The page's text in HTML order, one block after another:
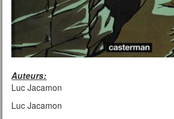
Auteurs:
Luc Jacamon
Luc Jacamon